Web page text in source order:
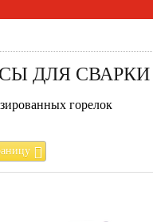
ДЛЯ СВАРКИ
горелок